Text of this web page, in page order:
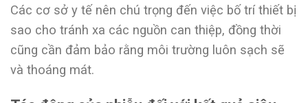
Các cơ sở y tế nên chú trọng đến việc bố trí thiết bị
sao cho tránh xa các nguồn can thiệp, đồng thời
cũng cần đảm bảo rằng môi trường luôn sạch sẽ
và thoáng mát.